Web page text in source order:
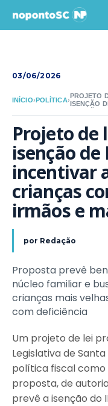
03/06/2026
INÍCIO›POLÍTICA›
PROJETO
ISENÇÃO
ANOS
Projeto de
isenção de
incentivar
crianças
irmãos e
por Redação
Proposta prevê
núcleo familiar e
crianças mais
com deficiência
Um projeto de lei
Legislativa de
política fiscal como
proposta, de
prevê a isenção do